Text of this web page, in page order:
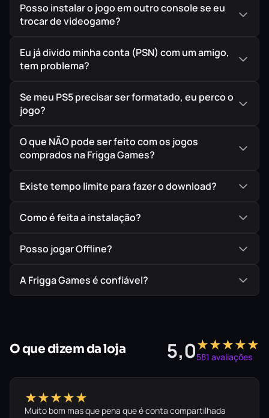
Posso instalar o jogo em outro console se eu
trocar de videogame?
Eu já divido minha conta (PSN) com um amigo,
tem problema?
Se meu PS5 precisar ser formatado, eu perco o
jogo?
O que NÃO pode ser feito com os jogos
comprados na Frigga Games?
Existe tempo limite para fazer o download?
Como é feita a instalação?
Posso jogar Offline?
A Frigga Games é confiável?
O que dizem da loja 5,0★★★★★
581 avaliações
★★★★★
Muito bom mas que pena que é conta compartilhada